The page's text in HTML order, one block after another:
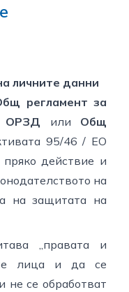
личните данни
регламент за
ОРЗД или Общ
95/46 / ЕО
действие и
на
на защитата на
„правата и
лица и да се
не се обработват